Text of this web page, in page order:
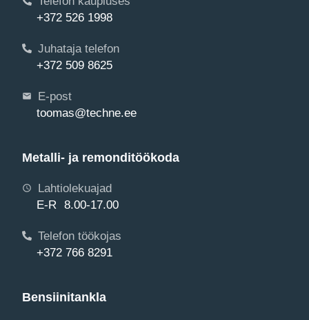
+372 526 1998
Juhataja telefon
+372 509 8625
E-post
toomas@techne.ee
Metalli- ja remonditöökoda
Lahtiolekuajad
E-R 8.00-17.00
Telefon töökojas
+372 766 8291
Bensiinitankla